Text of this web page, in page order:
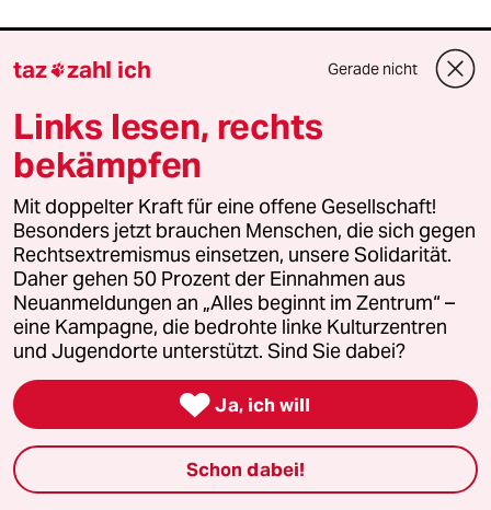
taz
Folgen Sie uns
Ressorts
Politik
Öko
Gesellschaft
Kultur
Sport
taz zahl ich Gerade nicht
Links lesen, rechts
bekämpfen
Mit doppelter Kraft für eine offene Gesellschaft!
Besonders jetzt brauchen Menschen, die sich gegen
Rechtsextremismus einsetzen, unsere Solidarität.
Daher gehen 50 Prozent der Einnahmen aus
Neuanmeldungen an „Alles beginnt im Zentrum“ –
eine Kampagne, die bedrohte linke Kulturzentren
und Jugendorte unterstützt. Sind Sie dabei?
 Ja, ich will
Schon dabei!